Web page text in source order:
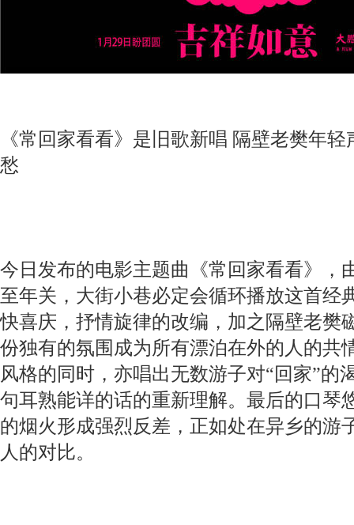
《常回家看看》是旧歌新唱 隔壁老樊年
愁
今日发布的电影主题曲《常回家看看》，
至年关，大街小巷必定会循环播放这首经
快喜庆，抒情旋律的改编，加之隔壁老樊
份独有的氛围成为所有漂泊在外的人的共
风格的同时，亦唱出无数游子对“回家”的
句耳熟能详的话的重新理解。最后的口琴
的烟火形成强烈反差，正如处在异乡的游
人的对比。